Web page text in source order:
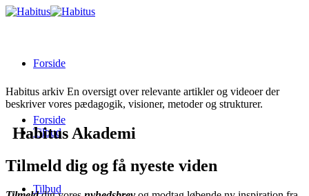
Forside
Tilbud
Forside
Tilbud
Habitus arkiv En oversigt over relevante artikler og videoer der
beskriver vores pædagogik, visioner, metoder og strukturer.
Habitus Akademi
Tilmeld dig og få nyeste viden